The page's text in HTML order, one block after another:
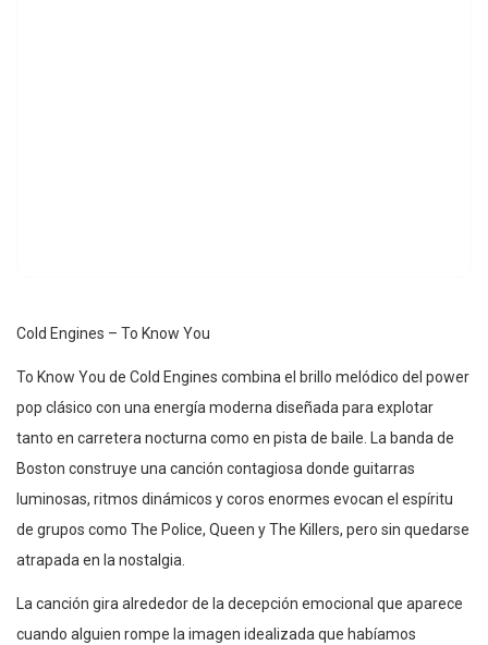
Cold Engines – To Know You
To Know You de Cold Engines combina el brillo melódico del power
pop clásico con una energía moderna diseñada para explotar
tanto en carretera nocturna como en pista de baile. La banda de
Boston construye una canción contagiosa donde guitarras
luminosas, ritmos dinámicos y coros enormes evocan el espíritu
de grupos como The Police, Queen y The Killers, pero sin quedarse
atrapada en la nostalgia.
La canción gira alrededor de la decepción emocional que aparece
cuando alguien rompe la imagen idealizada que habíamos